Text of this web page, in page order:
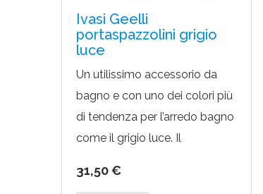
Ivasi Geelli
portaspazzolini grigio
luce
Un utilissimo accessorio da
bagno e con uno dei colori più
di tendenza per l’arredo bagno
come il grigio luce. Il
Ivasi Geeli è disegnata da una...
31,50 €